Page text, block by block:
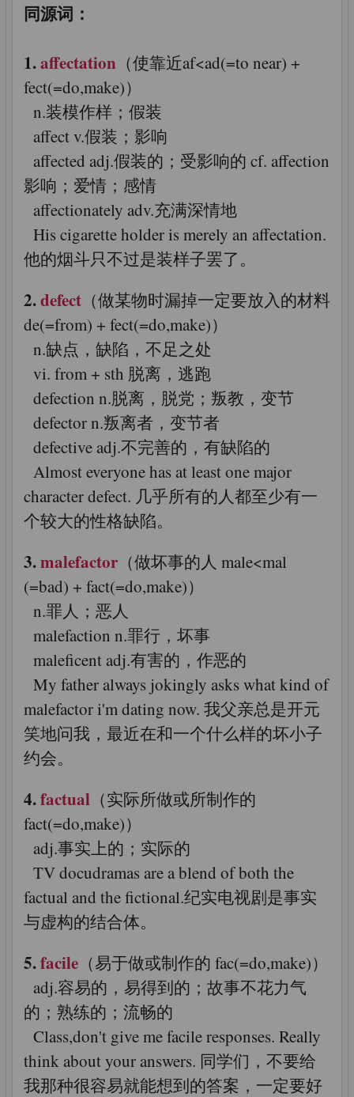
同源词：
1.affectation （使靠近af<ad(=to near) +
fect(=do,make)）
n.装模作样；假装
affect v.假装；影响
affected adj.假装的；受影响的 cf. affection
影响；爱情；感情
affectionately adv.充满深情地
His cigarette holder is merely an affectation.
他的烟斗只不过是装样子罢了。
2.defect （做某物时漏掉一定要放入的材料
de(=from) + fect(=do,make)）
n.缺点，缺陷，不足之处
vi. from + sth 脱离，逃跑
defection n.脱离，脱党；叛教，变节
defector n.叛离者，变节者
defective adj.不完善的，有缺陷的
Almost everyone has at least one major
character defect. 几乎所有的人都至少有一
个较大的性格缺陷。
3.malefactor （做坏事的人 male<mal
(=bad) + fact(=do,make)）
n.罪人；恶人
malefaction n.罪行，坏事
maleficent adj.有害的，作恶的
My father always jokingly asks what kind of
malefactor i'm dating now. 我父亲总是开元
笑地问我，最近在和一个什么样的坏小子
约会。
4.factual （实际所做或所制作的
fact(=do,make)）
adj.事实上的；实际的
TV docudramas are a blend of both the
factual and the fictional.纪实电视剧是事实
与虚构的结合体。
5.facile （易于做或制作的 fac(=do,make)）
adj.容易的，易得到的；故事不花力气
的；熟练的；流畅的
Class,don't give me facile responses. Really
think about your answers. 同学们，不要给
我那种很容易就能想到的答案，一定要好